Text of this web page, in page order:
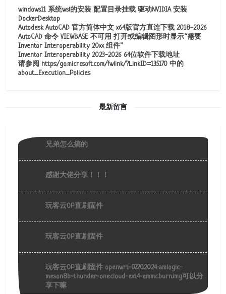
windows11 系统wsl的安装 配置目录挂载 驱动NVIDIA 安装
DockerDesktop
Autodesk AutoCAD 官方简体中文 x64版官方直连下载 2018-2026
AutoCAD 命令 VIEWBASE 不可用 打开或编辑图形时显示“需要
Inventor Interoperability 20xx 组件”
Inventor Interoperability 2023-2026 64位软件下载地址
请参阅 https:/go.microsoft.com/fwlink/?LinkID=135170 中的
about_Execution_Policies
最新留言
兄弟怎么搞的
感谢大佬分享！！！
玩客云OP直刷固件
玩客云OP直刷固件
玩客云OP直刷固件 openwrt-07.20.2024-amlogic-
meson8b-thunder-onecloud-ext4-emmc.burn.img可以分
享下嘛